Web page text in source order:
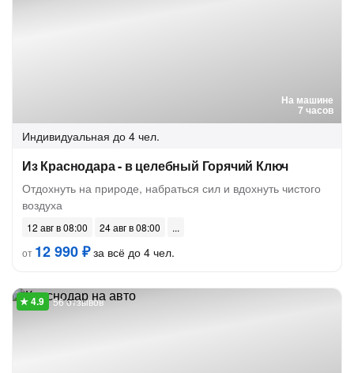
На машине
7 часов
Индивидуальная до 4 чел.
Из Краснодара - в целебный Горячий Ключ
Отдохнуть на природе, набраться сил и вдохнуть чистого
воздуха
12 авг в 08:00
24 авг в 08:00
от 12 990 ₽за всё до 4 чел.
56 отзывов